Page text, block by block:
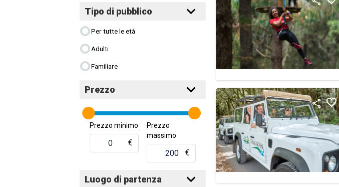
Tipo di pubblico
Per tutte le età
Adulti
Familiare
Prezzo
Prezzo minimo
€
Prezzo
massimo
€
Luogo di partenza